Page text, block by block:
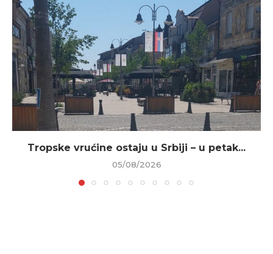
Tropske vrućine ostaju u Srbiji – u petak...
05/08/2026